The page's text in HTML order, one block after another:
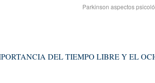
Parkinson aspectos
DEL TIEMPO LIBRE Y EL